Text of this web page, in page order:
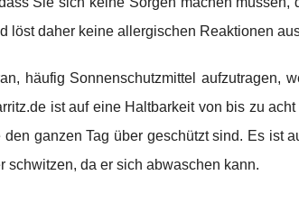
löst daher keine allergischen Reaktionen
häufig Sonnenschutzmittel aufzutragen,
ist auf eine Haltbarkeit von bis zu
den ganzen Tag über geschützt sind. Es ist
schwitzen, da er sich abwaschen kann.